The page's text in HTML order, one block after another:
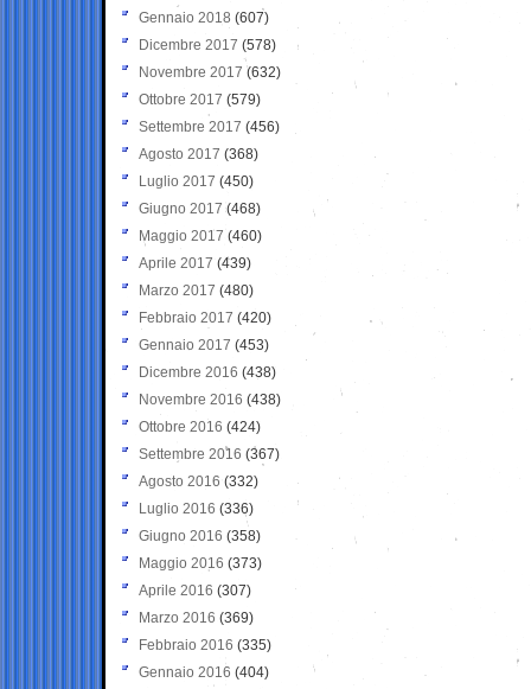
Gennaio 2018 (607)
Dicembre 2017 (578)
Novembre 2017 (632)
Ottobre 2017 (579)
Settembre 2017 (456)
Agosto 2017 (368)
Luglio 2017 (450)
Giugno 2017 (468)
Maggio 2017 (460)
Aprile 2017 (439)
Marzo 2017 (480)
Febbraio 2017 (420)
Gennaio 2017 (453)
Dicembre 2016 (438)
Novembre 2016 (438)
Ottobre 2016 (424)
Settembre 2016 (367)
Agosto 2016 (332)
Luglio 2016 (336)
Giugno 2016 (358)
Maggio 2016 (373)
Aprile 2016 (307)
Marzo 2016 (369)
Febbraio 2016 (335)
Gennaio 2016 (404)